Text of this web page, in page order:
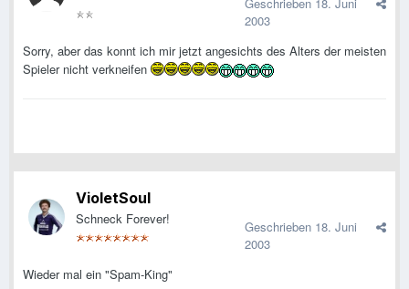
Geschrieben 18. Juni
2003
Sorry, aber das konnt ich mir jetzt angesichts des Alters der meisten
Spieler nicht verkneifen
VioletSoul
Schneck Forever! Geschrieben 18. Juni
2003
Wieder mal ein "Spam-King"